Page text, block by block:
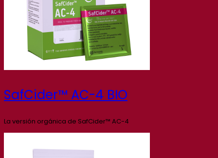
SafCider™ AC-4 BIO
La versión orgánica de SafCider™ AC-4